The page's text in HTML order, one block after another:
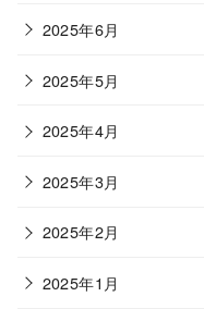
2025年6月
2025年5月
2025年4月
2025年3月
2025年2月
2025年1月